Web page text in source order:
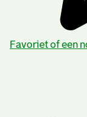
Favoriet of een